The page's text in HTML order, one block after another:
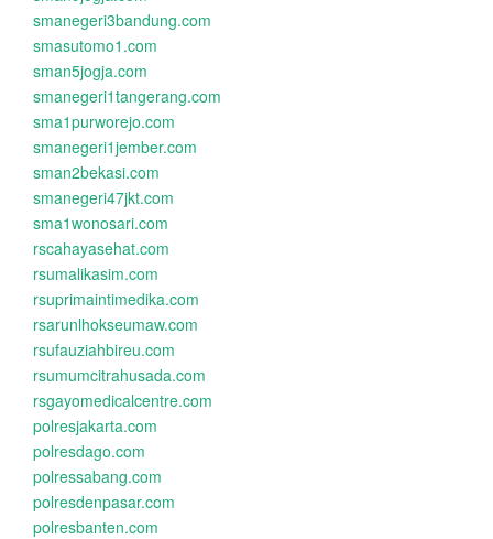
smanegeri3bandung.com
smasutomo1.com
sman5jogja.com
smanegeri1tangerang.com
sma1purworejo.com
smanegeri1jember.com
sman2bekasi.com
smanegeri47jkt.com
sma1wonosari.com
rscahayasehat.com
rsumalikasim.com
rsuprimaintimedika.com
rsarunlhokseumaw.com
rsufauziahbireu.com
rsumumcitrahusada.com
rsgayomedicalcentre.com
polresjakarta.com
polresdago.com
polressabang.com
polresdenpasar.com
polresbanten.com